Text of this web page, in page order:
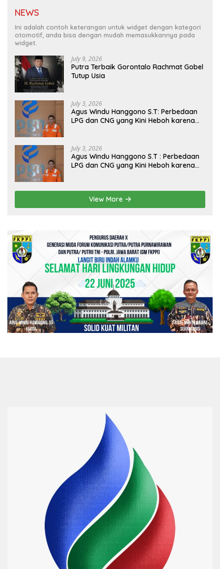
NEWS
Ini adalah contoh keterangan untuk widget dengan kategori
otomotif, anda bisa dengan mudah memasukkannya pada
widget.
July 9, 2026
Putra Terbaik Gorontalo Rachmat Gobel
Tutup Usia
July 3, 2026
Agus Windu Hanggono S.T: Perbedaan
LPG dan CNG yang Kini Heboh karena
July 3, 2026
Agus Windu Hanggono S.T : Perbedaan
LPG dan CNG yang Kini Heboh karena
View More